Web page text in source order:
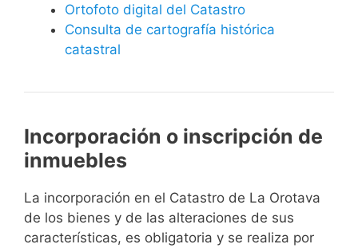
Ortofoto digital del Catastro
Consulta de cartografía histórica
catastral
Incorporación o inscripción de
inmuebles
La incorporación en el Catastro de La Orotava
de los bienes y de las alteraciones de sus
características, es obligatoria y se realiza por